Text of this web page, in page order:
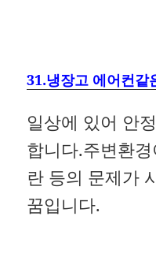
31.냉장고 에어컨같
일상에 있어 안
합니다.주변환
란 등의 문제가
꿈입니다.